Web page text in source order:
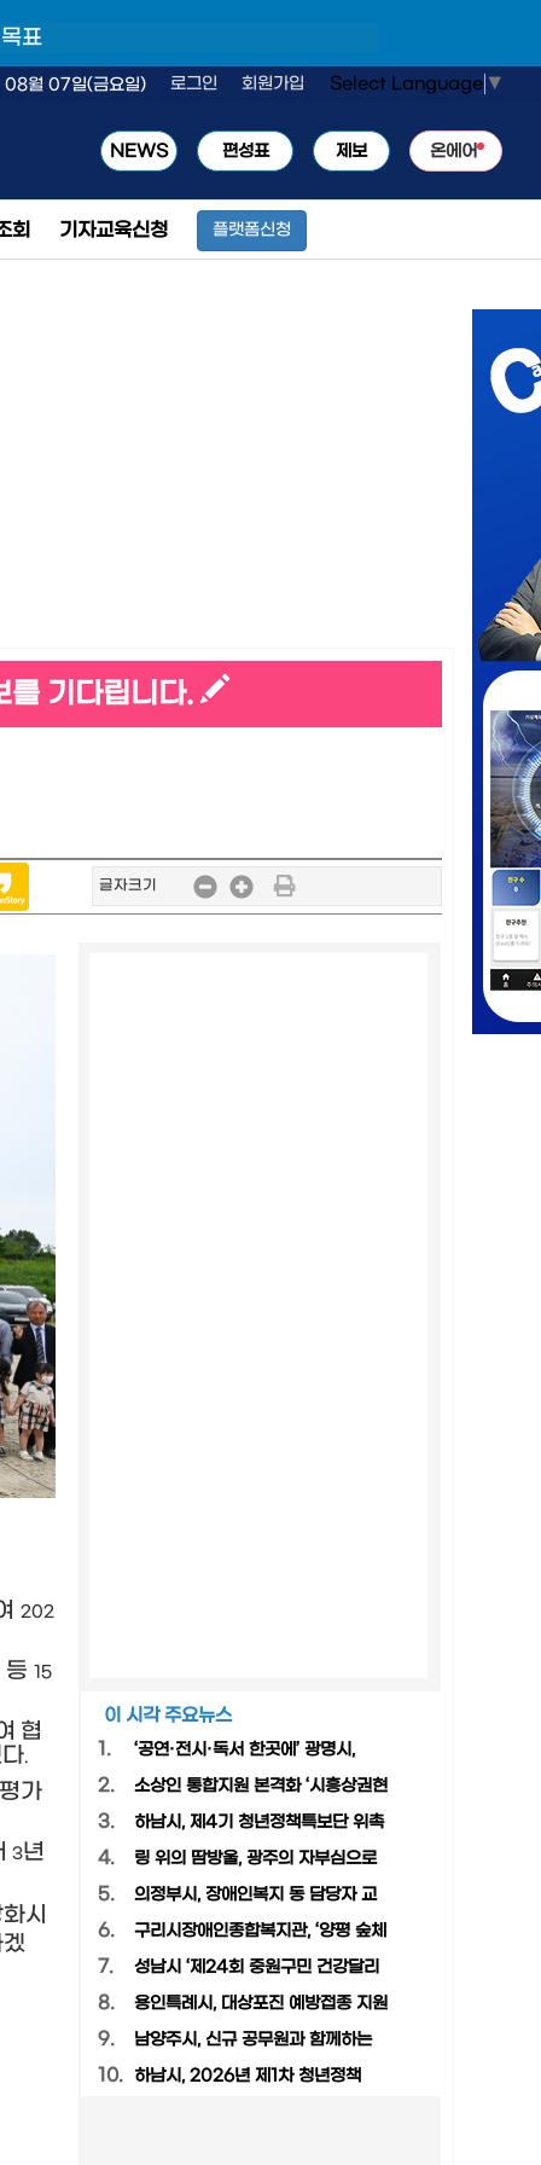
표
월 07일(금요일) 로그인 회원가입 Select Language ▼
NEWS 편성표 제보 온에어
회 기자교육신청 플랫폼신청
기다립니다.
글자크기
202
등 15
협
.
가
3년
시
이 시각 주요뉴스
1.
‘공연·전시·독서 한곳에’ 광명시,
2. 소상인 통합지원 본격화 ‘시흥상권현
3. 하남시, 제4기 청년정책특보단 위촉
4. 링 위의 땀방울, 광주의 자부심으로
5. 의정부시, 장애인복지 동 담당자 교
6. 구리시장애인종합복지관, ‘양평 숲체
7. 성남시 ‘제24회 중원구민 건강달리
8. 용인특례시, 대상포진 예방접종 지원
9. 남양주시, 신규 공무원과 함께하는
10. 하남시, 2026년 제1차 청년정책